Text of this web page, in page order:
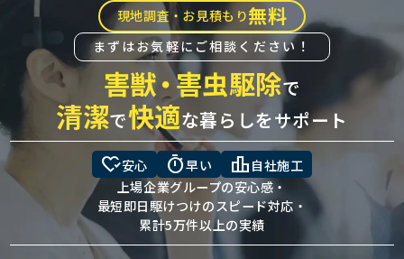
現地調査・お見積もり無料
まずはお気軽にご相談ください！
害獣・害虫駆除で
清潔で快適な暮らしをサポート
heart_check安心 timer早い leaderboard 自社施工
上場企業グループの安心感・
最短即日駆けつけのスピード対応・
累計5万件以上の実績